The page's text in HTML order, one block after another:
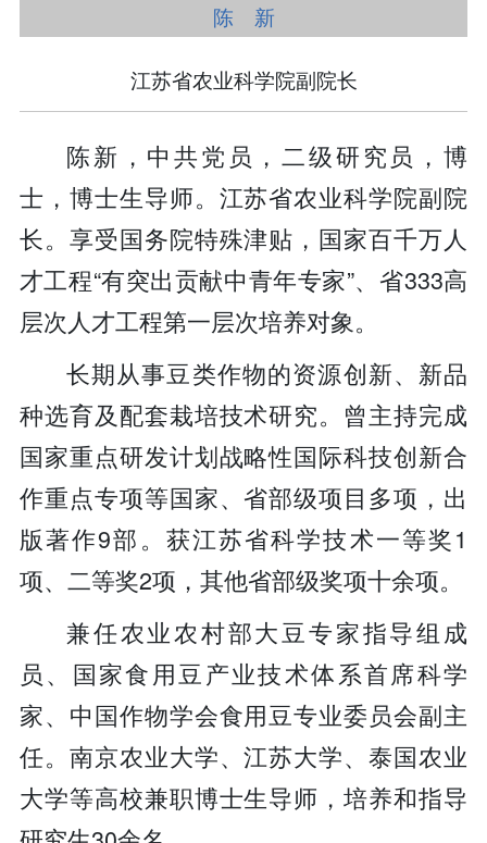
陈 新
江苏省农业科学院副院长
陈新，中共党员，二级研究员，博
士，博士生导师。江苏省农业科学院副院
长。享受国务院特殊津贴，国家百千万人
才工程“有突出贡献中青年专家”、省333高
层次人才工程第一层次培养对象。
长期从事豆类作物的资源创新、新品
种选育及配套栽培技术研究。曾主持完成
国家重点研发计划战略性国际科技创新合
作重点专项等国家、省部级项目多项，出
版著作9部。获江苏省科学技术一等奖1
项、二等奖2项，其他省部级奖项十余项。
兼任农业农村部大豆专家指导组成
员、国家食用豆产业技术体系首席科学
家、中国作物学会食用豆专业委员会副主
任。南京农业大学、江苏大学、泰国农业
大学等高校兼职博士生导师，培养和指导